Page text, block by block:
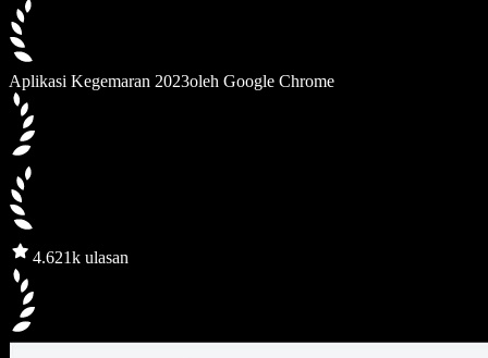
Aplikasi Kegemaran 2023oleh Google Chrome
4.621k ulasan